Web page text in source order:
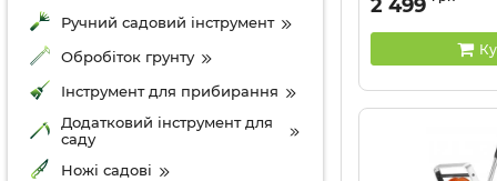
Ручний садовий інструмент
Обробіток грунту
Інструмент для прибирання
Додатковий інструмент для
саду
Ножі садові
2 499